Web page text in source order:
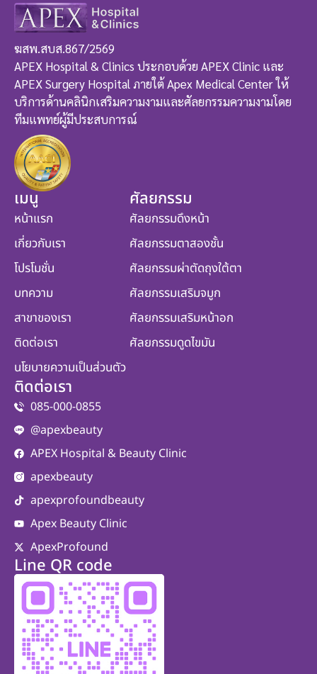
ฆสพ.สบส.867/2569
APEX Hospital & Clinics ประกอบด้วย APEX Clinic และ
APEX Surgery Hospital ภายใต้ Apex Medical Center ให้
บริการด้านคลินิกเสริมความงามและศัลยกรรมความงามโดย
ทีมแพทย์ผู้มีประสบการณ์
เมนู
หน้าแรก
เกี่ยวกับเรา
โปรโมชั่น
บทความ
สาขาของเรา
ติดต่อเรา
นโยบายความเป็นส่วนตัว
ศัลยกรรม
ศัลยกรรมดึงหน้า
ศัลยกรรมตาสองชั้น
ศัลยกรรมผ่าตัดถุงใต้ตา
ศัลยกรรมเสริมจมูก
ศัลยกรรมเสริมหน้าอก
ศัลยกรรมดูดไขมัน
ติดต่อเรา
085-000-0855
@apexbeauty
APEX Hospital & Beauty Clinic
apexbeauty
apexprofoundbeauty
Apex Beauty Clinic
ApexProfound
Line QR code